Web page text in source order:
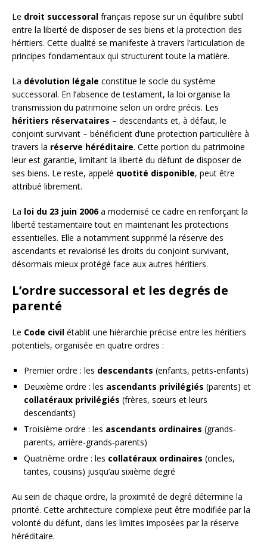
Le droit successoral français repose sur un équilibre subtil
entre la liberté de disposer de ses biens et la protection des
héritiers. Cette dualité se manifeste à travers l’articulation de
principes fondamentaux qui structurent toute la matière.
La dévolution légale constitue le socle du système
successoral. En l’absence de testament, la loi organise la
transmission du patrimoine selon un ordre précis. Les
héritiers réservataires – descendants et, à défaut, le
conjoint survivant – bénéficient d’une protection particulière à
travers la réserve héréditaire. Cette portion du patrimoine
leur est garantie, limitant la liberté du défunt de disposer de
ses biens. Le reste, appelé quotité disponible, peut être
attribué librement.
La loi du 23 juin 2006a modernisé ce cadre en renforçant la
liberté testamentaire tout en maintenant les protections
essentielles. Elle a notamment supprimé la réserve des
ascendants et revalorisé les droits du conjoint survivant,
désormais mieux protégé face aux autres héritiers.
L’ordre successoral et les degrés de
parenté
Le Code civil établit une hiérarchie précise entre les héritiers
potentiels, organisée en quatre ordres :
Premier ordre : les descendants (enfants, petits-enfants)
Deuxième ordre : les ascendants privilégiés (parents) et
collatéraux privilégiés (frères, sœurs et leurs
descendants)
Troisième ordre : les ascendants ordinaires (grands-
parents, arrière-grands-parents)
Quatrième ordre : les collatéraux ordinaires (oncles,
tantes, cousins) jusqu’au sixième degré
Au sein de chaque ordre, la proximité de degré détermine la
priorité. Cette architecture complexe peut être modifiée par la
volonté du défunt, dans les limites imposées par la réserve
héréditaire.